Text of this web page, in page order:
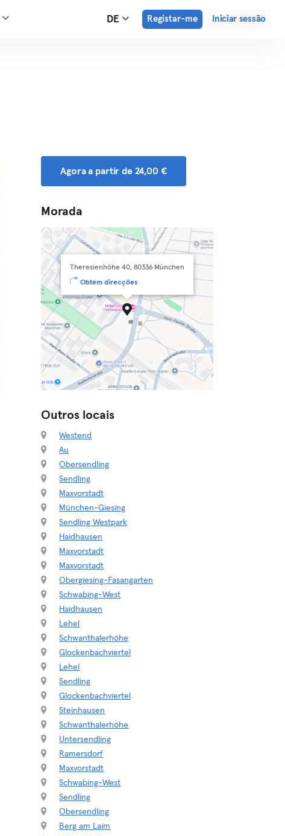
DE Registar-me Iniciar sessão
Agora a partir de 24,00 €
Morada
Theresienhöhe 40, 80336 München
Obtém direcções
Outros locais
Westend
Au
Obersendling
Sendling
Maxvorstadt
München-Giesing
Sendling Westpark
Haidhausen
Maxvorstadt
Maxvorstadt
Obergiesing-Fasangarten
Schwabing-West
Haidhausen
Lehel
Schwanthalerhöhe
Glockenbachviertel
Lehel
Sendling
Glockenbachviertel
Steinhausen
Schwanthalerhöhe
Untersendling
Ramersdorf
Maxvorstadt
Schwabing-West
Sendling
Obersendling
Berg am Laim